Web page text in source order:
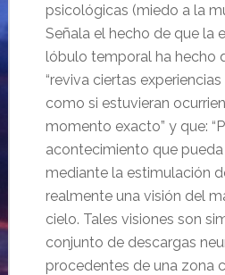
psicológicas (miedo a la
Señala el hecho de que la
lóbulo temporal ha hecho
“reviva ciertas
como si estuvieran
momento exacto” y que:
acontecimiento que
mediante la estimulación
realmente una visión del
cielo. Tales visiones son
conjunto de descargas
procedentes de una zona